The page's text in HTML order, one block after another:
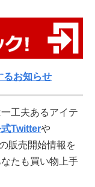
るお知らせ
工夫あるアイテ
Twitterや
販売開始情報を
たも買い物上手